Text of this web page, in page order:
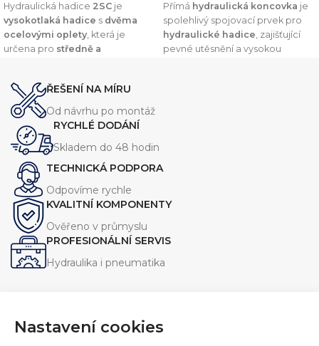
Nastavení cookies
Hydraulická hadice 2SC je
vysokotlaká hadice s dvěma
ocelovými oplety, která je
určena pro středně a
odolnost vůči olejům, oděru a
vnějším vlivům , což zajišťuje její
dlouhou životnost.
Přímá hydraulická koncovka je
spolehlivý spojovací prvek pro
hydraulické hadice, zajišťující
pevné utěsnění a vysokou
ŘEŠENÍ NA MÍRU
Od návrhu po montáž
RYCHLÉ DODÁNÍ
Skladem do 48 hodin
TECHNICKÁ PODPORA
Odpovíme rychle
KVALITNÍ KOMPONENTY
Ověřeno v průmyslu
PROFESIONÁLNÍ SERVIS
Hydraulika i pneumatika